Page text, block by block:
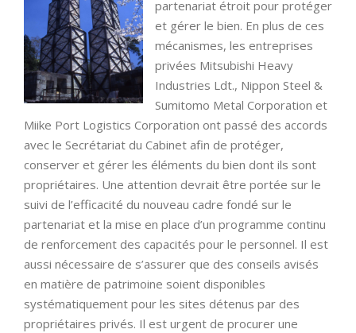
partenariat étroit pour protéger
et gérer le bien. En plus de ces
mécanismes, les entreprises
privées Mitsubishi Heavy
Industries Ldt., Nippon Steel &
Sumitomo Metal Corporation et
Miike Port Logistics Corporation ont passé des accords
avec le Secrétariat du Cabinet afin de protéger,
conserver et gérer les éléments du bien dont ils sont
propriétaires. Une attention devrait être portée sur le
suivi de l’efficacité du nouveau cadre fondé sur le
partenariat et la mise en place d’un programme continu
de renforcement des capacités pour le personnel. Il est
aussi nécessaire de s’assurer que des conseils avisés
en matière de patrimoine soient disponibles
systématiquement pour les sites détenus par des
propriétaires privés. Il est urgent de procurer une